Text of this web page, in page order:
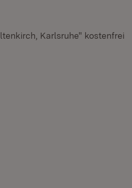
Karlsruhe" kostenfrei